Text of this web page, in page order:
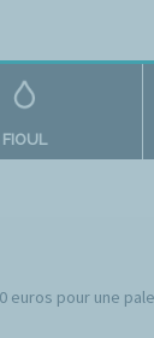
FIOUL
euros pour une